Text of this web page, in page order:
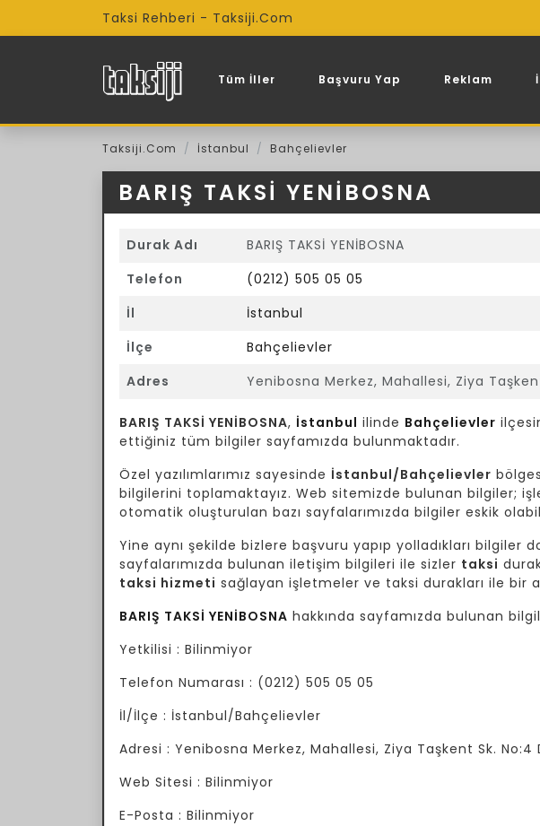
Taksi Rehberi - Taksiji.Com
Tüm İller Başvuru Yap Reklam
Taksiji.Com İstanbul Bahçelievler
BARIŞ TAKSİ YENİBOSNA
Durak Adı
BARIŞ TAKSİ YENİBOSNA
Telefon
(0212) 505 05 05
İl
İstanbul
İlçe
Bahçelievler
Adres
Yenibosna Merkez, Mahallesi, Ziya
BARIŞ TAKSİ YENİBOSNA, İstanbul ilinde Bahçelievler
ettiğiniz tüm bilgiler sayfamızda bulunmaktadır.
Özel yazılımlarımız sayesinde İstanbul/Bahçelievler
bilgilerini toplamaktayız. Web sitemizde bulunan bilgiler;
otomatik oluşturulan bazı sayfalarımızda bilgiler eskik
Yine aynı şekilde bizlere başvuru yapıp yolladıkları
sayfalarımızda bulunan iletişim bilgileri ile sizler taksi
taksi hizmeti sağlayan işletmeler ve taksi durakları ile bir
BARIŞ TAKSİ YENİBOSNA hakkında sayfamızda bulunan
Yetkilisi : Bilinmiyor
Telefon Numarası : (0212) 505 05 05
İl/İlçe : İstanbul/Bahçelievler
Adresi : Yenibosna Merkez, Mahallesi, Ziya Taşkent Sk.
Web Sitesi : Bilinmiyor
E-Posta : Bilinmiyor